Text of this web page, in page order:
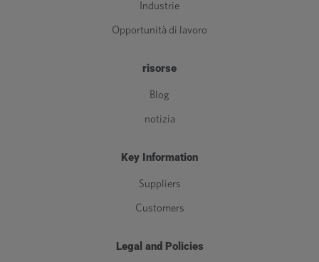
Industrie
Opportunità di lavoro
risorse
Blog
notizia
Key Information
Suppliers
Customers
Legal and Policies